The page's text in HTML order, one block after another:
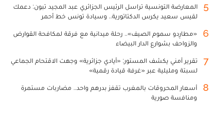
5
المعارضة التونسية تراسل الرئيس الجزائري عبد المجيد تبون: دعمك
لقيس سعيد يكرس الدكتاتورية.. وسيادة تونس خط أحمر
6
«مطارِدو سموم الصيف».. رحلة ميدانية مع فرقة لمكافحة القوارض
والزواحف بشوارع الدار البيضاء
7
تقرير أمني يكشف المستور: «أيادي جزائرية» وجهت الاقتحام الجماعي
لسبتة ومليلية عبر «غرفة قيادة رقمية»
8
أسعار المحروقات بالمغرب تقفز بدرهم واحد.. مضاربات مستمرة
ومنافسة صورية